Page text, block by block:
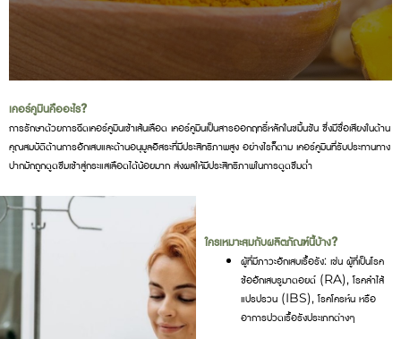
เคอร์คูมินคืออะไร?
การรักษาด้วยการฉีดเคอร์คูมินเข้าเส้นเลือด เคอร์คูมินเป็นสารออกฤทธิ์หลักในขมิ้นชัน ซึ่งมีชื่อเสียงในด้าน
คุณสมบัติต้านการอักเสบและต้านอนุมูลอิสระที่มีประสิทธิภาพสูง อย่างไรก็ตาม เคอร์คูมินที่รับประทานทาง
ปากมักถูกดูดซึมเข้าสู่กระแสเลือดได้น้อยมาก ส่งผลให้มีประสิทธิภาพในการดูดซึมต่ำ
ใครเหมาะสมกับผลิตภัณฑ์นี้บ้าง?
ผู้ที่มีภาวะอักเสบเรื้อรัง: เช่น ผู้ที่เป็นโรค
ข้ออักเสบรูมาตอยด์ (RA), โรคลำไส้
แปรปรวน (IBS), โรคโครห์น หรือ
อาการปวดเรื้อรังประเภทต่างๆ